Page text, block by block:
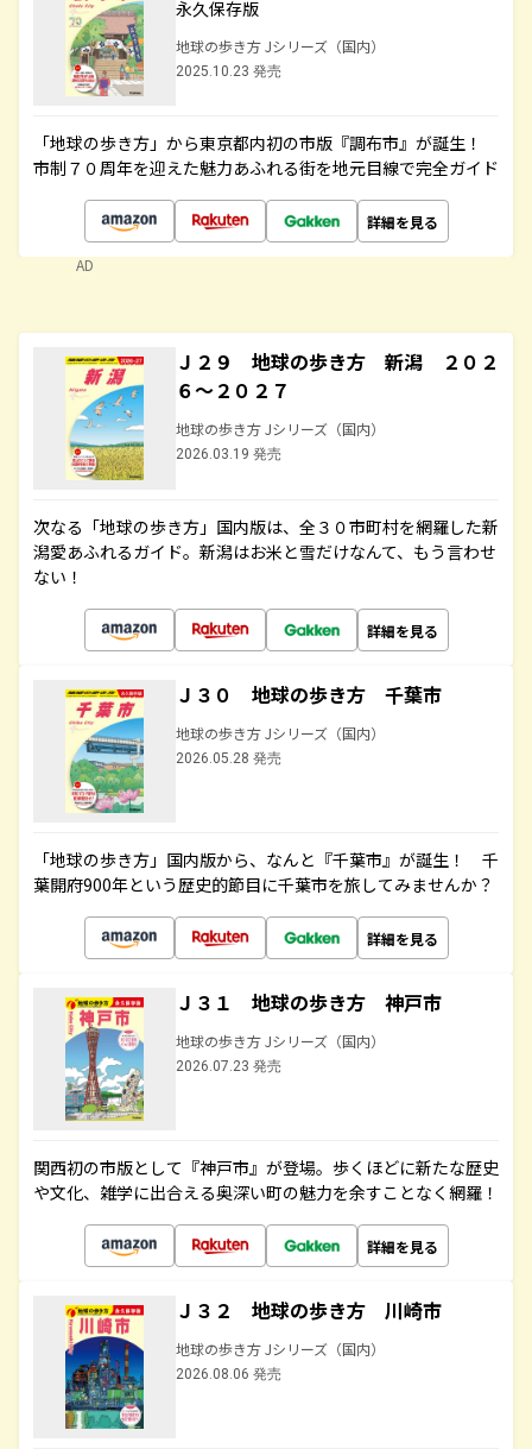
永久保存版
地球の歩き方 Jシリーズ（国内）
2025.10.23 発売
「地球の歩き方」から東京都内初の市版『調布市』が誕生！
市制７０周年を迎えた魅力あふれる街を地元目線で完全ガイド
詳細を見る
AD
Ｊ２９ 地球の歩き方 新潟 ２０２
６～２０２７
地球の歩き方 Jシリーズ（国内）
2026.03.19 発売
次なる「地球の歩き方」国内版は、全３０市町村を網羅した新
潟愛あふれるガイド。新潟はお米と雪だけなんて、もう言わせ
ない！
詳細を見る
Ｊ３０ 地球の歩き方 千葉市
地球の歩き方 Jシリーズ（国内）
2026.05.28 発売
「地球の歩き方」国内版から、なんと『千葉市』が誕生！ 千
葉開府900年という歴史的節目に千葉市を旅してみませんか？
詳細を見る
Ｊ３１ 地球の歩き方 神戸市
地球の歩き方 Jシリーズ（国内）
2026.07.23 発売
関西初の市版として『神戸市』が登場。歩くほどに新たな歴史
や文化、雑学に出合える奥深い町の魅力を余すことなく網羅！
詳細を見る
Ｊ３２ 地球の歩き方 川崎市
地球の歩き方 Jシリーズ（国内）
2026.08.06 発売